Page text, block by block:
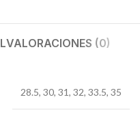
VALORACIONES (0)
28.5, 30, 31, 32, 33.5, 35